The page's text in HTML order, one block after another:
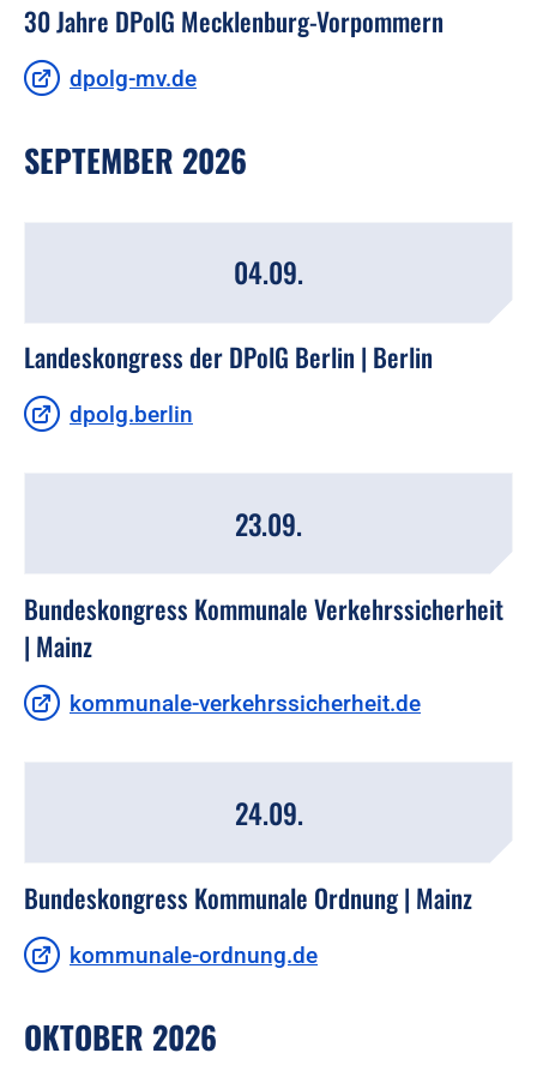
30 Jahre DPolG Mecklenburg-Vorpommern
dpolg-mv.de
SEPTEMBER 2026
04.09.
Landeskongress der DPolG Berlin | Berlin
dpolg.berlin
23.09.
Bundeskongress Kommunale Verkehrssicherheit
| Mainz
kommunale-verkehrssicherheit.de
24.09.
Bundeskongress Kommunale Ordnung | Mainz
kommunale-ordnung.de
OKTOBER 2026